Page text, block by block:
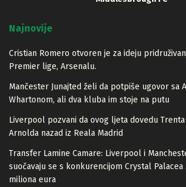
Najnovije
Cristian Romero otvoren je za ideju
Premier lige, Arsenalu.
Mančester Junajted želi da potpiše ugovor sa
Whartonom, ali dva kluba im stoje na putu
Liverpool pozvani da ovog ljeta dovedu
Arnolda nazad iz Reala Madrid
Transfer Lamine Camare: Liverpool i
suočavaju se s konkurencijom Crystal Palacea
miliona eura